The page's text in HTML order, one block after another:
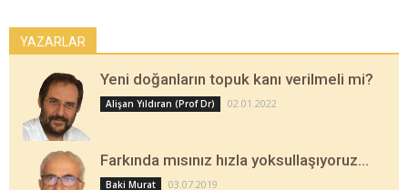
YAZARLAR
Yeni doğanların topuk kanı verilmeli mi?
Alişan Yıldıran (Prof Dr) 02.01.2022
Farkında mısınız hızla yoksullaşıyoruz…
Baki Murat 03.07.2019